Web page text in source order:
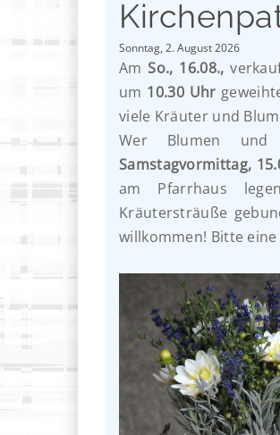
Sonntag, 2. August 2026
AmSo., 16.08.,
um 10.30 Uhr
viele Kräuter und
Wer Blumen
Samstagvormittag,
am Pfarrhaus
Kräutersträuße
willkommen! Bitte